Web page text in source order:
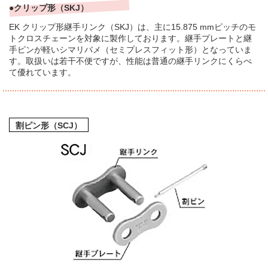
●クリップ形（SKJ）
EK クリップ形継手リンク（SKJ）は、主に15.875 mmピッチのモ
トクロスチェーンを対象に製作しております。継手プレートと継
手ピンが軽いシマリバメ（セミプレスフィット形）となっていま
す。取扱いは若干不便ですが、性能は普通の継手リンクにくらべ
て優れています。
割ピン形（SCJ）